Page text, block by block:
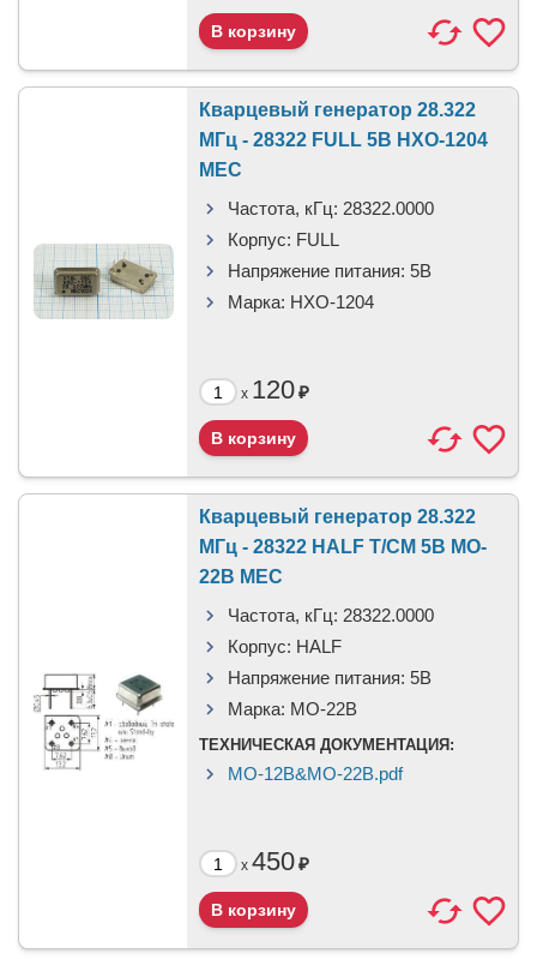
Кварцевый генератор 28.322
МГц - 28322 FULL 5В HXO-1204
MEC
Частота, кГц: 28322.0000
Корпус: FULL
Напряжение питания: 5В
Марка: HXO-1204
x 120₽
Кварцевый генератор 28.322
МГц - 28322 HALF T/CM 5В MO-
22B MEC
Частота, кГц: 28322.0000
Корпус: HALF
Напряжение питания: 5В
Марка: MO-22B
ТЕХНИЧЕСКАЯ ДОКУМЕНТАЦИЯ:
MO-12B&MO-22B.pdf
x 450₽